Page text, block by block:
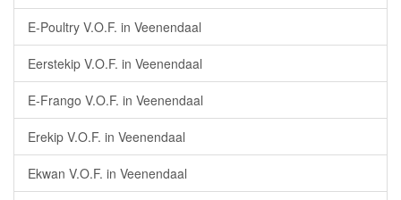
E-Poultry V.O.F. in Veenendaal
Eerstekip V.O.F. in Veenendaal
E-Frango V.O.F. in Veenendaal
Erekip V.O.F. in Veenendaal
Ekwan V.O.F. in Veenendaal